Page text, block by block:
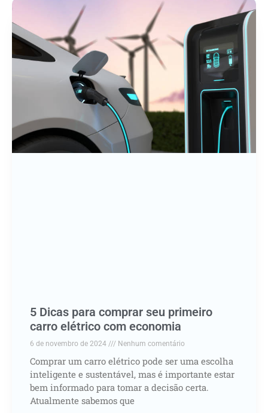
5 Dicas para comprar seu primeiro
carro elétrico com economia
6 de novembro de 2024 Nenhum comentário
Comprar um carro elétrico pode ser uma escolha
inteligente e sustentável, mas é importante estar
bem informado para tomar a decisão certa.
Atualmente sabemos que